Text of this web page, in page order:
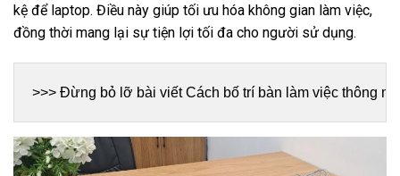
kệ để laptop. Điều này giúp tối ưu hóa không gian làm việc,
đồng thời mang lại sự tiện lợi tối đa cho người sử dụng.
>>> Đừng bỏ lỡ bài viết Cách bố trí bàn làm việc thông